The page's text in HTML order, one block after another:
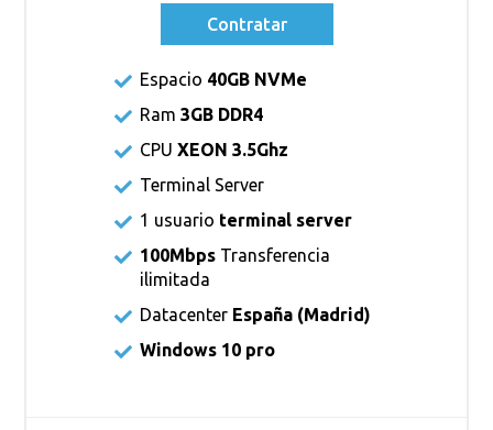
Contratar
Espacio 40GB NVMe
Ram 3GB DDR4
CPU XEON 3.5Ghz
Terminal Server
1 usuario terminal server
100Mbps Transferencia
ilimitada
Datacenter España (Madrid)
Windows 10 pro